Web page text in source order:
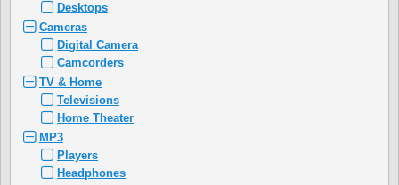
Desktops
Cameras
Digital Camera
Camcorders
TV & Home
Televisions
Home Theater
MP3
Players
Headphones